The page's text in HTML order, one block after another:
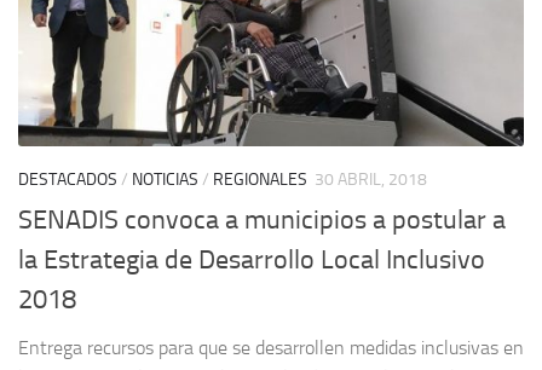
DESTACADOS / NOTICIAS / REGIONALES 30 ABRIL, 2018
SENADIS convoca a municipios a postular a
la Estrategia de Desarrollo Local Inclusivo
2018
Entrega recursos para que se desarrollen medidas inclusivas en